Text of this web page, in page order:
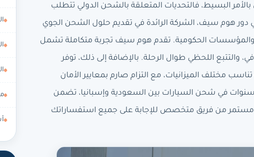
البسيط، فالتحديات المتعلقة بالشحن الدولي تتطلب
هوم سيف، الشركة الرائدة في تقديم حلول الشحن الجوي
والمؤسسات الحكومية. تقدم هوم سيف تجربة متكاملة تشمل
والتتبع اللحظي طوال الرحلة. بالإضافة إلى ذلك، توفر
مختلف الميزانيات، مع التزام صارم بمعايير الأمان
في شحن السيارات بين السعودية وإسبانيا، تضمن
من فريق متخصص للإجابة على جميع استفساراتك